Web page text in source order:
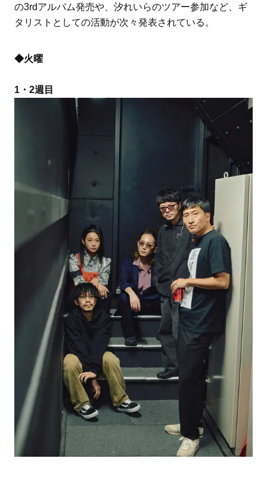
の3rdアルバム発売や、汐れいらのツアー参加など、ギ
タリストとしての活動が次々発表されている。
◆火曜
1・2週目